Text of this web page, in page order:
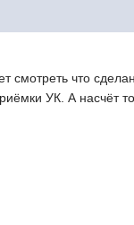
смотреть что
УК. А насчёт